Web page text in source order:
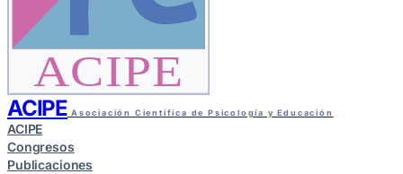
ACIPE
ACIPE Asociación Científica de Psicología y Educación
ACIPE
Congresos
Publicaciones